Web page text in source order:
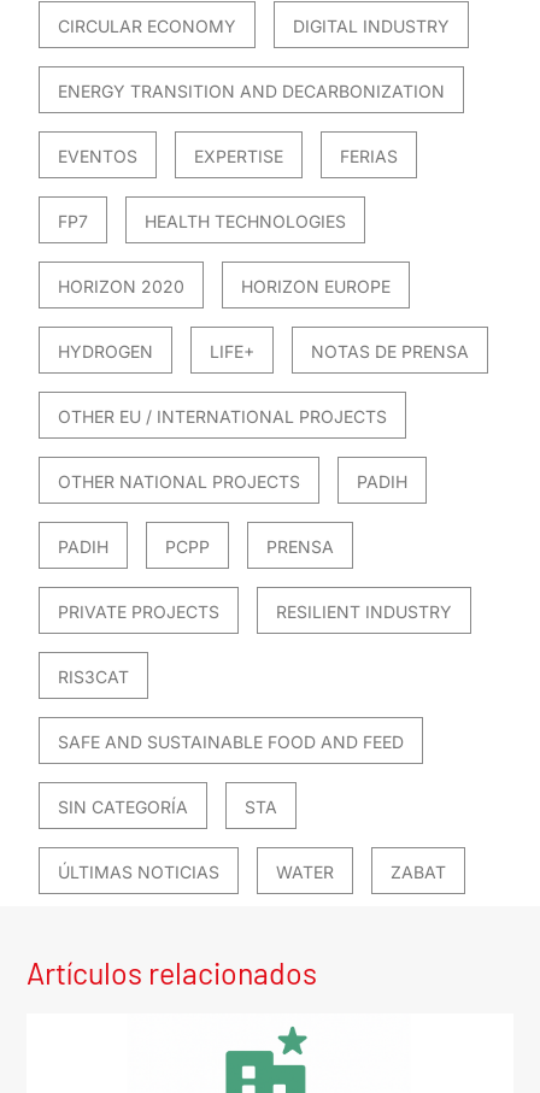
CIRCULAR ECONOMY DIGITAL INDUSTRY
ENERGY TRANSITION AND DECARBONIZATION
EVENTOS EXPERTISE FERIAS
FP7 HEALTH TECHNOLOGIES
HORIZON 2020 HORIZON EUROPE
HYDROGEN LIFE+ NOTAS DE PRENSA
OTHER EU / INTERNATIONAL PROJECTS
OTHER NATIONAL PROJECTS PADIH
PADIH PCPP PRENSA
PRIVATE PROJECTS RESILIENT INDUSTRY
RIS3CAT
SAFE AND SUSTAINABLE FOOD AND FEED
SIN CATEGORÍA STA
ÚLTIMAS NOTICIAS WATER ZABAT
Artículos relacionados